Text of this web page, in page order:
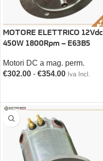
MOTORE ELETTRICO 12Vdc
450W 1800Rpm – E63B5
Motori DC a mag. perm.
€302.00 - €354.00 Iva Incl.